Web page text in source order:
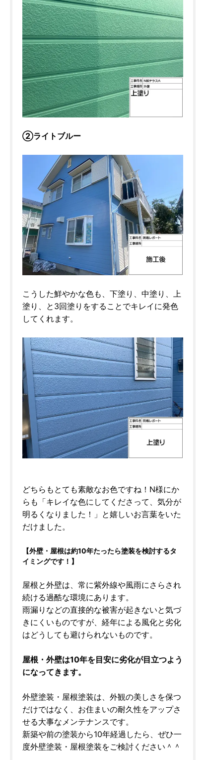
②ライトブルー
こうした鮮やかな色も、下塗り、中塗り、上
塗り、と3回塗りをすることでキレイに発色
してくれます。
どちらもとても素敵なお色ですね！N様にか
らも「キレイな色にしてくださって、気分が
明るくなりました！」と嬉しいお言葉をいた
だけました。
【外壁・屋根は約10年たったら塗装を検討するタ
イミングです！】
屋根と外壁は、常に紫外線や風雨にさらされ
続ける過酷な環境にあります。
雨漏りなどの直接的な被害が起きないと気づ
きにくいものですが、経年による風化と劣化
はどうしても避けられないものです。
屋根・外壁は10年を目安に劣化が目立つよう
になってきます。
外壁塗装・屋根塗装は、外観の美しさを保つ
だけではなく、お住まいの耐久性をアップさ
せる大事なメンテナンスです。
新築や前の塗装から10年経過したら、ぜひ一
度外壁塗装・屋根塗装をご検討ください＾＾